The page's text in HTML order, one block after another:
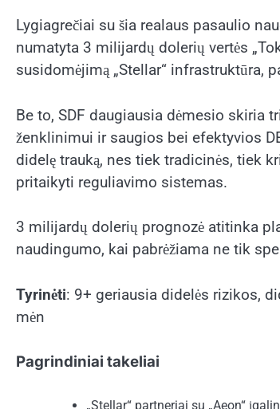
Lygiagrečiai su šia realaus pasaulio
numatyta 3 milijardų dolerių vertės
susidomėjimą „Stellar“ infrastruktūra,
Be to, SDF daugiausia dėmesio
ženklinimui ir saugios bei efektyvios
didelę trauką, nes tiek tradicinės, tiek
pritaikyti reguliavimo sistemas.
3 milijardų dolerių prognozė atitinka
naudingumo, kai pabrėžiama ne tik
Tyrinėti: 9+ geriausia didelės rizikos,
mėn
Pagrindiniai takeliai
„Stellar“ partneriai su „Aeon“